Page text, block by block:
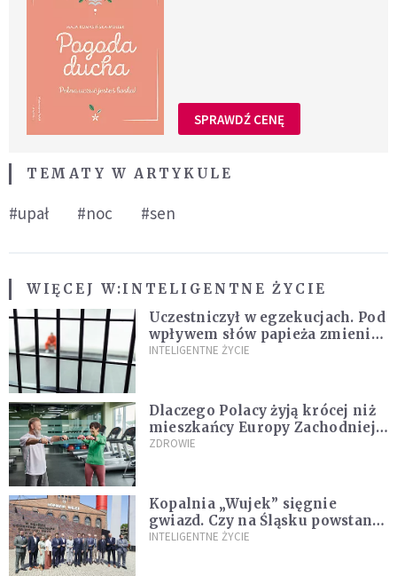
SPRAWDŹ CENĘ
TEMATY W ARTYKULE
#upał #noc #sen
WIĘCEJ W:INTELIGENTNE ŻYCIE
Uczestniczył w egzekucjach. Pod
wpływem słów papieża zmienił
zdanie
INTELIGENTNE ŻYCIE
Dlaczego Polacy żyją krócej niż
mieszkańcy Europy Zachodniej?
Ekspertka wskazuje główne
ZDROWIE
Kopalnia „Wujek” sięgnie
gwiazd. Czy na Śląsku powstanie
„Dolina Krzemowa”?
INTELIGENTNE ŻYCIE